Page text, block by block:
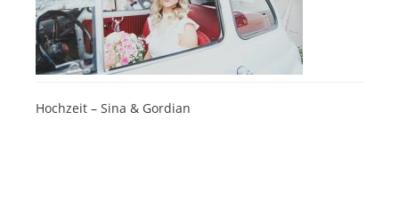
Hochzeit – Sina & Gordian